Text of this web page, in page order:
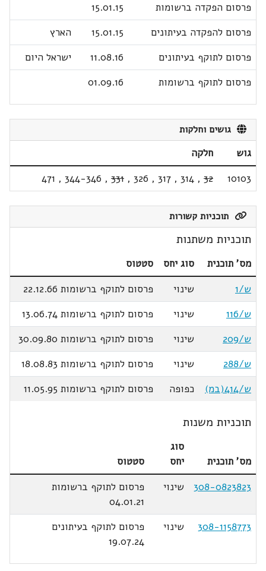
פרסום הפקדה ברשומות
15.01.15
פרסום להפקדה בעיתונים
15.01.15
הארץ
פרסום לתוקף בעיתונים
11.08.16
ישראל היום
פרסום לתוקף ברשומות
01.09.16
גושים וחלקות
גוש
חלקה
10103
32
,
314
,
317
,
326
,
331
,
344-346
,
471
תוכניות קשורות
תוכניות משתנות
מס' תוכנית סוג יחס
סטטוס
ש/1
שינוי
פרסום לתוקף ברשומות 22.12.66
ש/116
שינוי
פרסום לתוקף ברשומות 13.06.74
ש/209
שינוי
פרסום לתוקף ברשומות 30.09.80
ש/288
שינוי
פרסום לתוקף ברשומות 18.08.83
ש/414(במ)
כפופה פרסום לתוקף ברשומות 11.05.95
תוכניות משנות
מס' תוכנית
סוג
יחס
סטטוס
308-0823823
שינוי
פרסום לתוקף ברשומות
04.01.21
308-1158773
שינוי
פרסום לתוקף בעיתונים
19.07.24